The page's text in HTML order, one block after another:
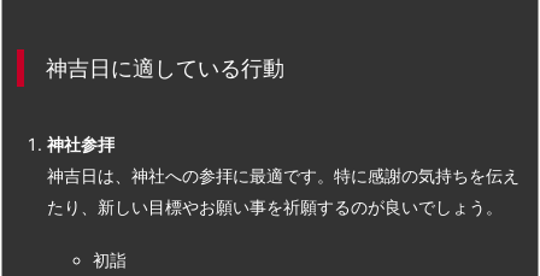
神吉日に適している行動
神社参拝
神吉日は、神社への参拝に最適です。特に感謝の気持ちを伝え
たり、新しい目標やお願い事を祈願するのが良いでしょう。
初詣